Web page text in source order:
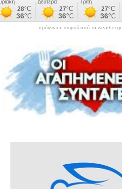
πρόγνωση καιρού από το weather.gr